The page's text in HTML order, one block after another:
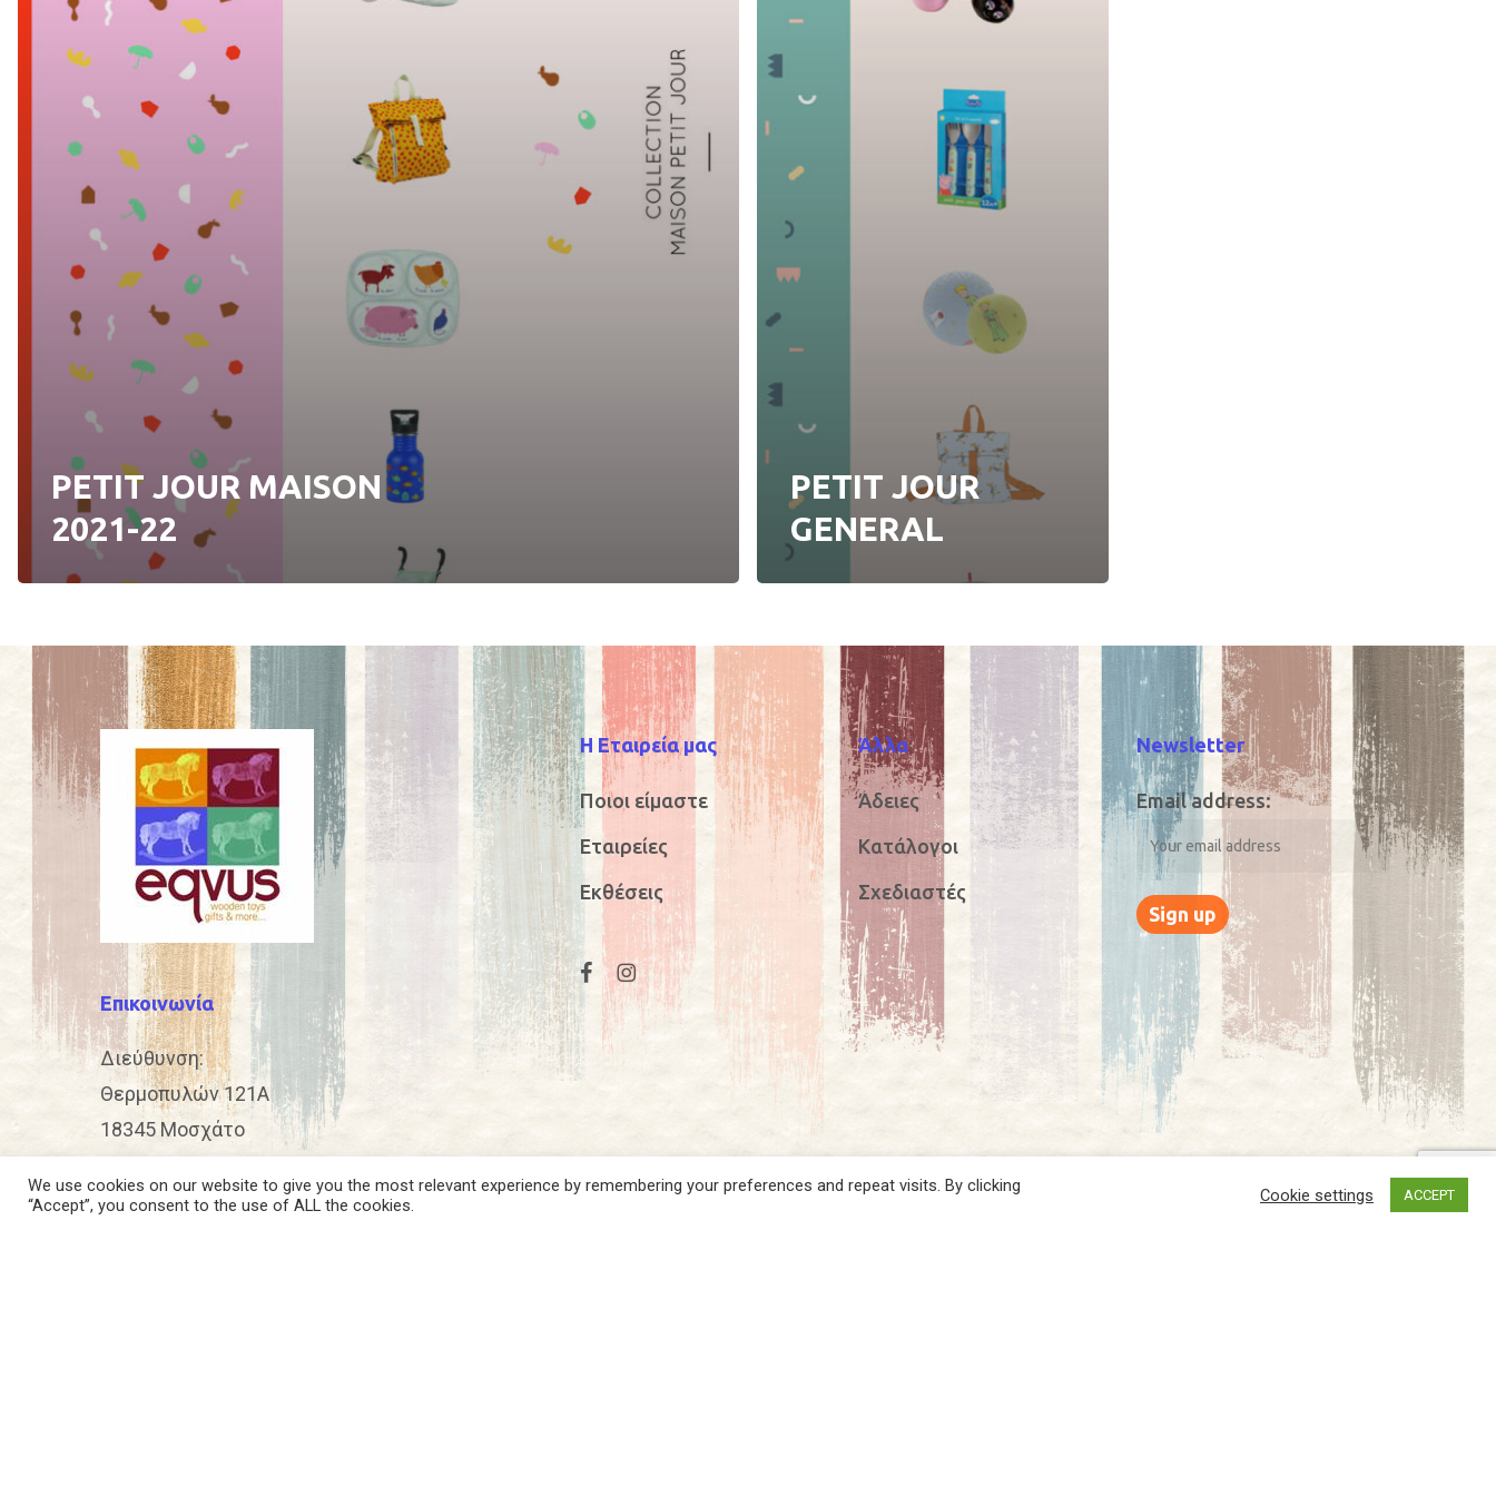
PETIT JOUR MAISON
2021-22
PETIT JOUR
GENERAL
Επικοινωνία
Διεύθυνση:
Θερμοπυλών 121Α
18345 Μοσχάτο
Email:info@eqvus.gr
Η Εταιρεία μας
Ποιοι είμαστε
Εταιρείες
Εκθέσεις
Άλλα
Άδειες
Κατάλογοι
Σχεδιαστές
Newsletter
Email address:
We use cookies on our website to give you the most relevant experience by remembering your preferences and repeat visits. By clicking
“Accept”, you consent to the use of ALL the cookies.
Cookie settings ACCEPT